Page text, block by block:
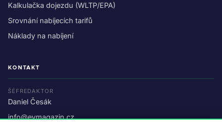
Kalkulačka dojezdu (WLTP/EPA)
Srovnání nabíjecích tarifů
Náklady na nabíjení
KONTAKT
ŠÉFREDAKTOR
Daniel Česák
info@evmagazin.cz